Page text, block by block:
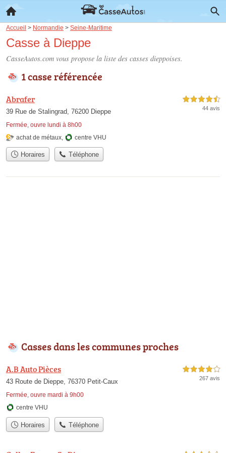
Accueil > Normandie > Seine-Maritime
Casse à Dieppe
CasseAutos.com vous propose la liste des casses dieppoises.
1 casse référencée
Abrafer
39 Rue de Stalingrad, 76200 Dieppe
Fermée, ouvre lundi à 8h00
4,5 étoiles sur 5
44 avis
achat de métaux, centre VHU
Horaires Téléphone
Casses dans les communes proches
A.B Auto Pièces
43 Route de Dieppe, 76370 Petit-Caux
Fermée, ouvre mardi à 9h00
4,0 étoiles sur 5
267 avis
centre VHU
Horaires Téléphone